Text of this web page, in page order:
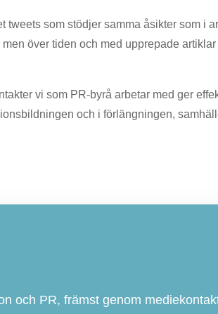
tweets som stödjer samma åsikter som i
över tiden och med upprepade
vi som PR-byrå arbetar med ger
och i förlängningen,
och PR, främst genom